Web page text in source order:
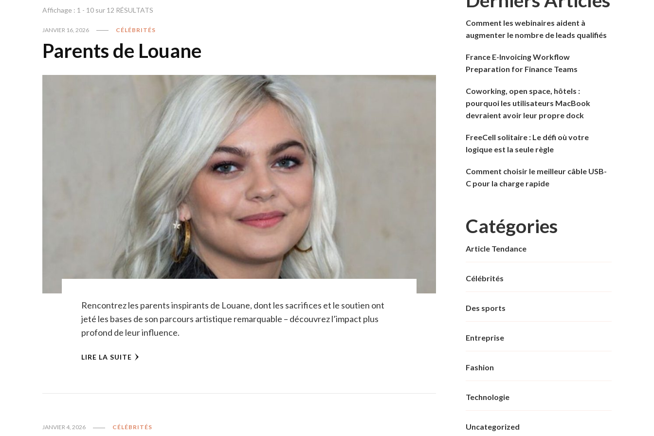
Affichage : 1 - 10 sur 12 RÉSULTATS
JANVIER 16, 2026 CÉLÉBRITÉS
Parents de Louane
Rencontrez les parents inspirants de Louane, dont les sacrifices et le soutien ont
jeté les bases de son parcours artistique remarquable – découvrez l’impact plus
profond de leur influence.
LIRE LA SUITE
JANVIER 4, 2026 CÉLÉBRITÉS
Comment les webinaires aident à
augmenter le nombre de leads qualifiés
France E-Invoicing Workflow
Preparation for Finance Teams
Coworking, open space, hôtels :
pourquoi les utilisateurs MacBook
devraient avoir leur propre dock
FreeCell solitaire : Le défi où votre
logique est la seule règle
Comment choisir le meilleur câble USB-
C pour la charge rapide
Catégories
Article Tendance
Célébrités
Des sports
Entreprise
Fashion
Technologie
Uncategorized